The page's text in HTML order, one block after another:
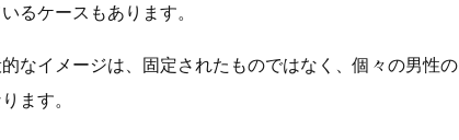
るケースもあります。
なイメージは、固定されたものではなく、個々の男性の
ます。